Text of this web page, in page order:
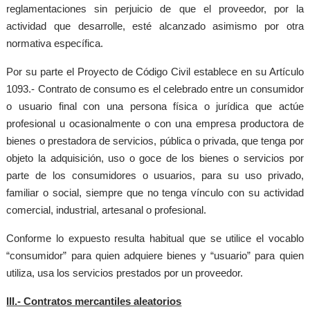
reglamentaciones sin perjuicio de que el proveedor, por la
actividad que desarrolle, esté alcanzado asimismo por otra
normativa específica.
Por su parte el Proyecto de Código Civil establece en su Artículo
1093.- Contrato de consumo es el celebrado entre un consumidor
o usuario final con una persona física o jurídica que actúe
profesional u ocasionalmente o con una empresa productora de
bienes o prestadora de servicios, pública o privada, que tenga por
objeto la adquisición, uso o goce de los bienes o servicios por
parte de los consumidores o usuarios, para su uso privado,
familiar o social, siempre que no tenga vínculo con su actividad
comercial, industrial, artesanal o profesional.
Conforme lo expuesto resulta habitual que se utilice el vocablo
“consumidor” para quien adquiere bienes y “usuario” para quien
utiliza, usa los servicios prestados por un proveedor.
III.- Contratos mercantiles aleatorios